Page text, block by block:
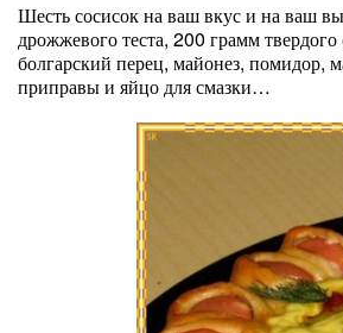
Шесть сосисок на ваш вкус и на ваш
дрожжевого теста, 200 грамм
болгарский перец, майонез, помидор,
приправы и яйцо для смазки…